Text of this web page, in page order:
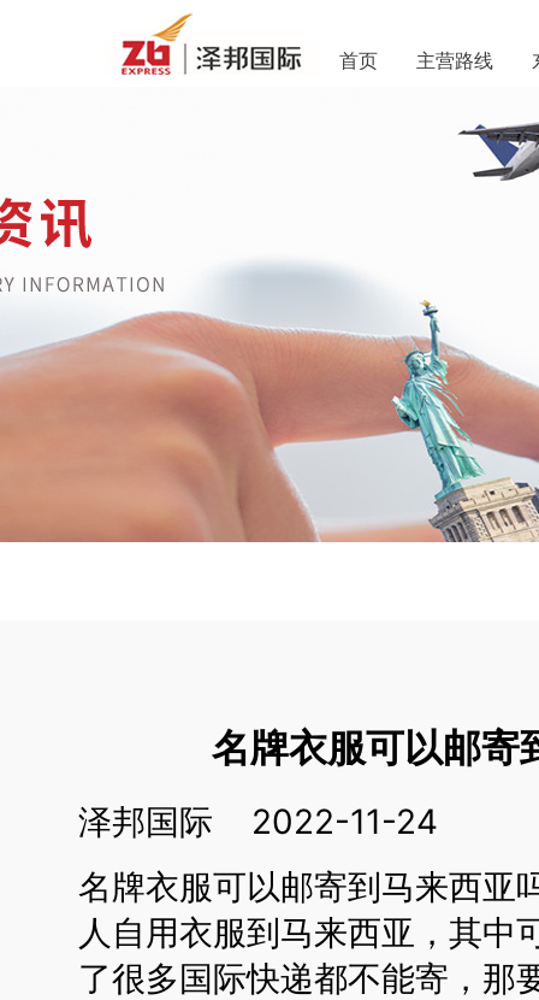
首页 主营路线
名牌衣服可以邮寄
泽邦国际 2022-11-24
名牌衣服可以邮寄到马来西亚
人自用衣服到马来西亚，其中
了很多国际快递都不能寄，那